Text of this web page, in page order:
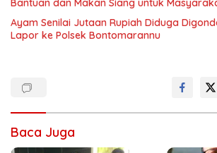
Bantuan dan Makan Siang untuk
Ayam Senilai Jutaan Rupiah Diduga
Lapor ke Polsek Bontomarannu
Baca Juga